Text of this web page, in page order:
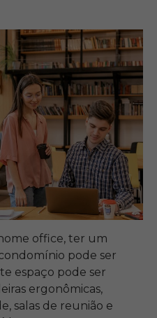
office, ter um
pode ser
espaço pode ser
ergonômicas,
salas de reunião e